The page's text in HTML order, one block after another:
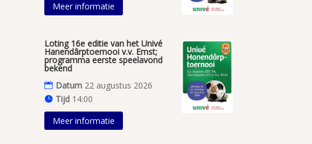
Meer informatie
Loting 16e editie van het Univé
Hanendârptoernooi v.v. Emst;
programma eerste speelavond
bekend
Datum 22 augustus 2026
Tijd 14:00
Meer informatie